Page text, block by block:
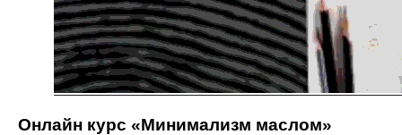
Онлайн курс «Минимализм маслом»